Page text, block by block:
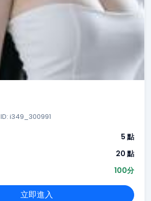
ID: i349_300991
5 點
20 點
100分
立即進入